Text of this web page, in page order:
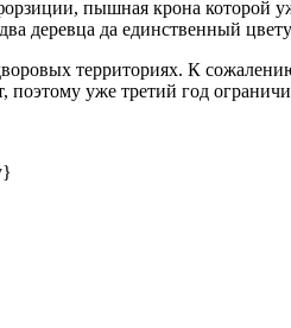
пышная крона которой
деревца да единственный
территориях. К
поэтому уже третий год